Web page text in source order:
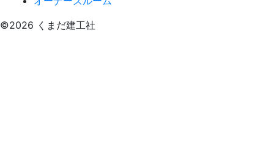
©2026 くまだ建工社